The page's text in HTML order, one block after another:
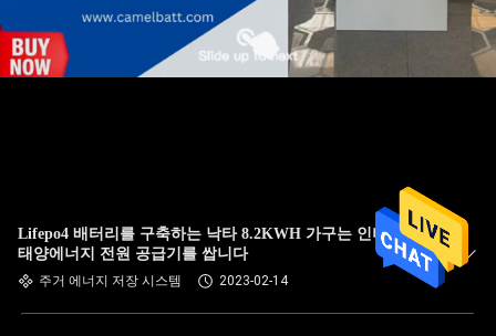
Lifepo4 배터리를 구축하는 낙타 8.2KWH 가구는 인버터로
태양에너지 전원 공급기를 쌉니다
주거 에너지 저장 시스템 2023-02-14